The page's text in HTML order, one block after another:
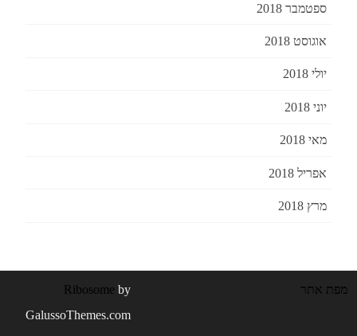
ספטמבר 2018
אוגוסט 2018
יולי 2018
יוני 2018
מאי 2018
אפריל 2018
מרץ 2018
מפת אתר Ribosome by
GalussoThemes.com